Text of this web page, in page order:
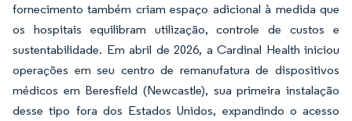
fornecimento também criam espaço adicional à medida que
os hospitais equilibram utilização, controle de custos e
sustentabilidade. Em abril de 2026, a Cardinal Health iniciou
operações em seu centro de remanufatura de dispositivos
médicos em Beresfield (Newcastle), sua primeira instalação
desse tipo fora dos Estados Unidos, expandindo o acesso